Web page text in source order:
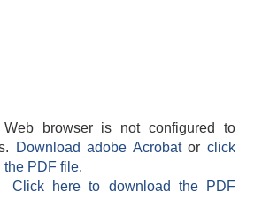
Web browser is not configured to
Download adobe Acrobatorclick
the PDF file.
Click here to download the PDF